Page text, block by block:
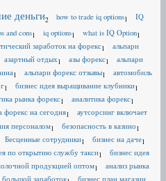
деньги2 how to trade iq options1
IQ
and cons1 iq options1 what is IQ Option1
заработок на форекс1
альпари
азартный отдых1 азы форекс1
альпари
1 альпари форекс отзывы1
автомобиль
1 бизнес идея выращивание клубники1
рынка форекс1 аналитика форекс1
форекс на сегодня1
аутсорсинг включает
персоналом1 безопасность в казино1
Бесценные сотрудники1 бизнес на даче1
по открытию службу такси1
бизнес идея
продукцией оптом1
анализ рынка